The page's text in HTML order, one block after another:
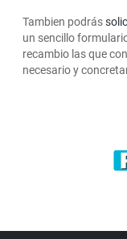
Tambien podrás
un sencillo
recambio las que
necesario y